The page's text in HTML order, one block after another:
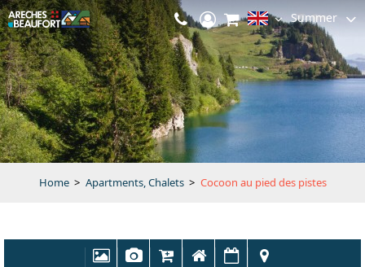
Summer
Home > Apartments, Chalets > Cocoon au pied des pistes